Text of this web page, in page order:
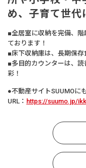
め、子育て世代
■全居室に収納を完備、
ております！
■床下収納庫は、長期保存
■多目的カウンターは、
彩！
●不動産サイトSUUMOに
URL： https://suumo.jp/